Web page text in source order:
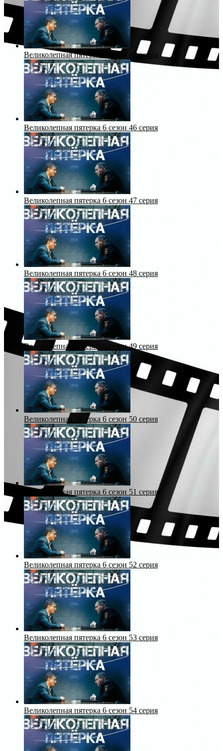
Великолепная пятерка 6 сезон 45 серия
Великолепная пятерка 6 сезон 46 серия
Великолепная пятерка 6 сезон 47 серия
Великолепная пятерка 6 сезон 48 серия
Великолепная пятерка 6 сезон 49 серия
Великолепная пятерка 6 сезон 50 серия
Великолепная пятерка 6 сезон 51 серия
Великолепная пятерка 6 сезон 52 серия
Великолепная пятерка 6 сезон 53 серия
Великолепная пятерка 6 сезон 54 серия